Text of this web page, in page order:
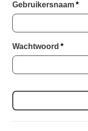
Gebruikersnaam*
Wachtwoord *